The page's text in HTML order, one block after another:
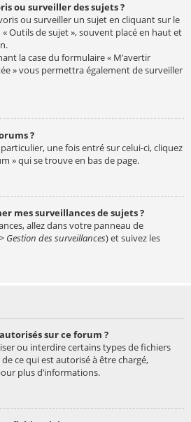
ou surveiller des sujets ?
ou surveiller un sujet en cliquant sur le
Outils de sujet », souvent placé en haut et
la case du formulaire « M’avertir
» vous permettra également de surveiller
?
une fois entré sur celui-ci, cliquez
» qui se trouve en bas de page.
mes surveillances de sujets ?
allez dans votre panneau de
Gestion des surveillances) et suivez les
sur ce forum ?
ou interdire certains types de fichiers
ce qui est autorisé à être chargé,
plus d’informations.